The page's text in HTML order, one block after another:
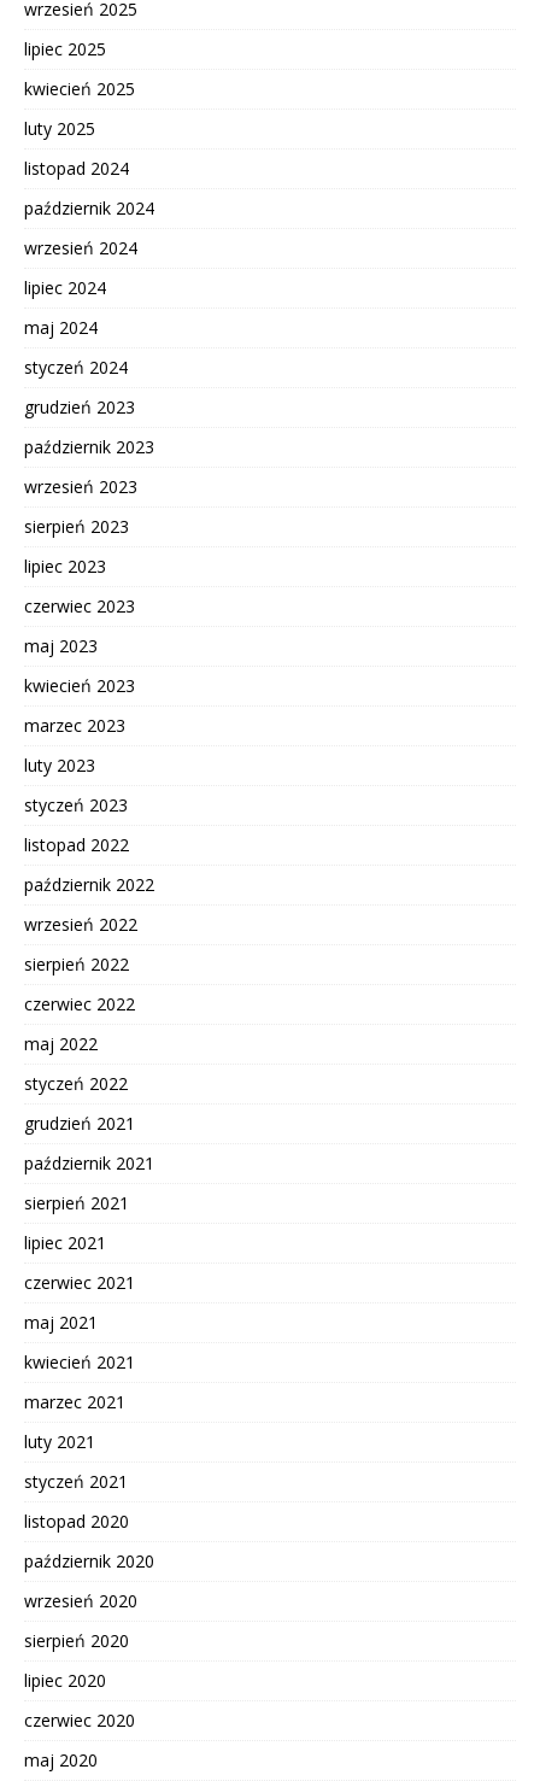
wrzesień 2025
lipiec 2025
kwiecień 2025
luty 2025
listopad 2024
październik 2024
wrzesień 2024
lipiec 2024
maj 2024
styczeń 2024
grudzień 2023
październik 2023
wrzesień 2023
sierpień 2023
lipiec 2023
czerwiec 2023
maj 2023
kwiecień 2023
marzec 2023
luty 2023
styczeń 2023
listopad 2022
październik 2022
wrzesień 2022
sierpień 2022
czerwiec 2022
maj 2022
styczeń 2022
grudzień 2021
październik 2021
sierpień 2021
lipiec 2021
czerwiec 2021
maj 2021
kwiecień 2021
marzec 2021
luty 2021
styczeń 2021
listopad 2020
październik 2020
wrzesień 2020
sierpień 2020
lipiec 2020
czerwiec 2020
maj 2020